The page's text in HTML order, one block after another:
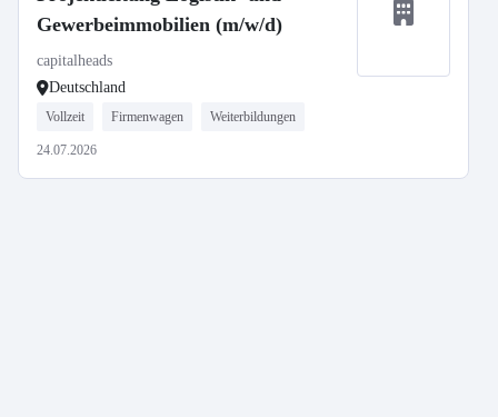
Gewerbeimmobilien (m/w/d)
capitalheads
Deutschland
Vollzeit Firmenwagen Weiterbildungen
24.07.2026